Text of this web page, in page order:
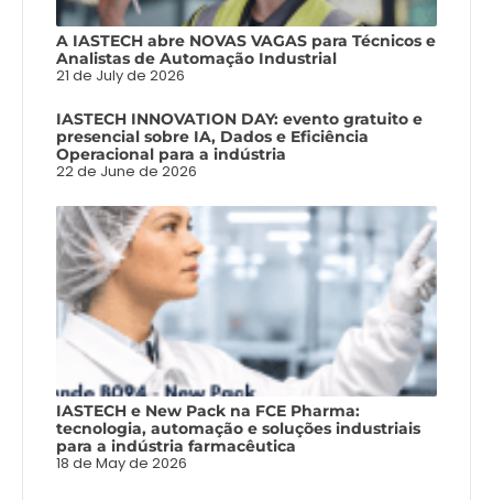
A IASTECH abre NOVAS VAGAS para Técnicos e
Analistas de Automação Industrial
21 de July de 2026
IASTECH INNOVATION DAY: evento gratuito e
presencial sobre IA, Dados e Eficiência
Operacional para a indústria
22 de June de 2026
IASTECH e New Pack na FCE Pharma:
tecnologia, automação e soluções industriais
para a indústria farmacêutica
18 de May de 2026